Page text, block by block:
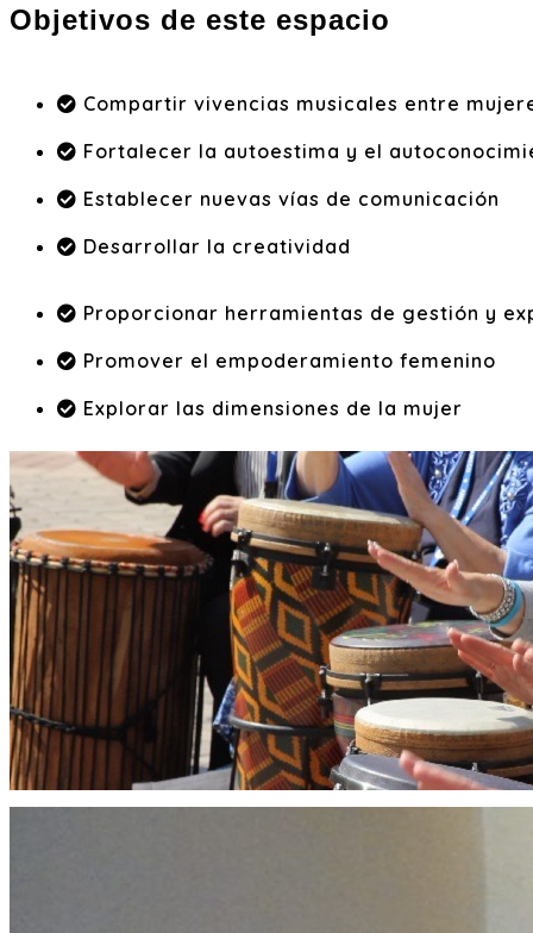
Objetivos de este espacio
Compartir vivencias musicales entre
Fortalecer la autoestima y el
Establecer nuevas vías de comunicación
Desarrollar la creatividad
Proporcionar herramientas de gestión y
Promover el empoderamiento femenino
Explorar las dimensiones de la mujer